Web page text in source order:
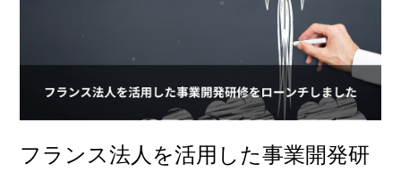
フランス法人を活用した事業開発研